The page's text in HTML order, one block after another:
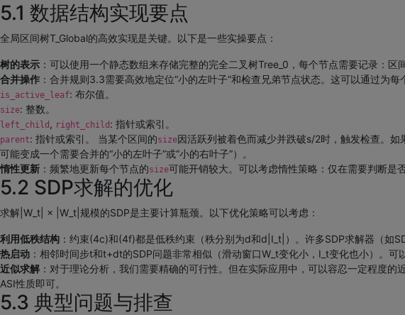
5.1 数据结构实现要点
全局区间树T_Global的高效实现是关键。以下是一些实操要点：
树的表示 ：可以使用一个静态数组来存储完整的完全二叉树Tree_0，每个节点需要记录：
合并操作 ：合并规则3.3需要高效地定位“小的左叶子”和检查兄弟节点状态。这可以通过为每
is_active_leaf: 布尔值。
size: 整数。
left_child , right_child : 指针或索引。
parent: 指针或索引。 当某个区间的size因活跃列被着色而减少并跌破s/2时，触发检查。
可能变成一个需要合并的“小的左叶子”或“小的右叶子”）。
惰性更新 ：频繁地更新每个节点的size可能开销较大。可以考虑惰性策略：仅在需要判断是
5.2 SDP求解的优化
求解|W_t| × |W_t|规模的SDP是主要计算瓶颈。以下优化策略可以考虑：
利用低秩结构 ：约束(4c)和(4f)都是低秩约束（秩分别为d和d|I_t|）。许多SDP求解器（如
热启动 ：相邻时间步t和t+dt的SDP问题非常相似（滑动窗口W_t变化小，I_t变化也小）。
近似求解 ：对于理论分析，我们需要精确的可行性。但在实际应用中，可以容忍一定程度
ASI性质即可。
5.3 典型问题与排查